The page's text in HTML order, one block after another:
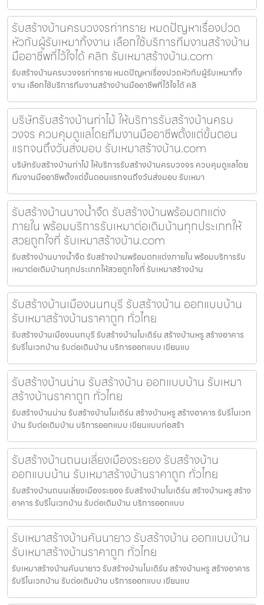
รับสร้างบ้านครบวงจรท่าทราย หมดปัญหาเรื่องปวด
หัวกับผู้รับเหมาทิ้งงาน เลือกใช้บริการทีมงานสร้างบ้าน
มืออาชีพที่ไว้ใจได้ คลิก รับเหมาสร้างบ้าน.com
รับสร้างบ้านครบวงจรท่าทราย หมดปัญหาเรื่องปวดหัวกับผู้รับเหมาทิ้ง
งาน เลือกใช้บริการทีมงานสร้างบ้านมืออาชีพที่ไว้ใจได้ คลิ
บริษัทรับสร้างบ้านท่าไม้ ให้บริการรับสร้างบ้านครบ
วงจร ควบคุมดูแลโดยทีมงานมืออาชีพตั้งแต่ขั้นตอน
แรกจนถึงวันส่งมอบ รับเหมาสร้างบ้าน.com
บริษัทรับสร้างบ้านท่าไม้ ให้บริการรับสร้างบ้านครบวงจร ควบคุมดูแลโดย
ทีมงานมืออาชีพตั้งแต่ขั้นตอนแรกจนถึงวันส่งมอบ รับเหมา
รับสร้างบ้านบางน้ำจืด รับสร้างบ้านพร้อมตกแต่ง
ภายใน พร้อมบริการรับเหมาต่อเติมบ้านทุกประเภทให้
สวยถูกใจที่ รับเหมาสร้างบ้าน.com
รับสร้างบ้านบางน้ำจืด รับสร้างบ้านพร้อมตกแต่งภายใน พร้อมบริการรับ
เหมาต่อเติมบ้านทุกประเภทให้สวยถูกใจที่ รับเหมาสร้างบ้าน
รับสร้างบ้านเมืองนนทบุรี รับสร้างบ้าน ออกแบบบ้าน
รับเหมาสร้างบ้านราคาถูก ทั่วไทย
รับสร้างบ้านเมืองนนทบุรี รับสร้างบ้านโมเดิร์น สร้างบ้านหรู สร้างอาคาร
รับรีโนเวทบ้าน รับต่อเติมบ้าน บริการออกแบบ เขียนแบ
รับสร้างบ้านน่าน รับสร้างบ้าน ออกแบบบ้าน รับเหมา
สร้างบ้านราคาถูก ทั่วไทย
รับสร้างบ้านน่าน รับสร้างบ้านโมเดิร์น สร้างบ้านหรู สร้างอาคาร รับรีโนเวท
บ้าน รับต่อเติมบ้าน บริการออกแบบ เขียนแบบก่อสร้า
รับสร้างบ้านถนนเลี่ยงเมืองระยอง รับสร้างบ้าน
ออกแบบบ้าน รับเหมาสร้างบ้านราคาถูก ทั่วไทย
รับสร้างบ้านถนนเลี่ยงเมืองระยอง รับสร้างบ้านโมเดิร์น สร้างบ้านหรู สร้าง
อาคาร รับรีโนเวทบ้าน รับต่อเติมบ้าน บริการออกแบบ
รับเหมาสร้างบ้านคันนายาว รับสร้างบ้าน ออกแบบบ้าน
รับเหมาสร้างบ้านราคาถูก ทั่วไทย
รับเหมาสร้างบ้านคันนายาว รับสร้างบ้านโมเดิร์น สร้างบ้านหรู สร้างอาคาร
รับรีโนเวทบ้าน รับต่อเติมบ้าน บริการออกแบบ เขียนแบ